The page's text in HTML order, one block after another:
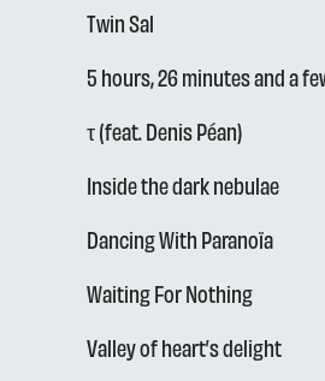
Twin Sal
5 hours, 26 minutes and a
τ (feat. Denis Péan)
Inside the dark nebulae
Dancing With Paranoïa
Waiting For Nothing
Valley of heart’s delight